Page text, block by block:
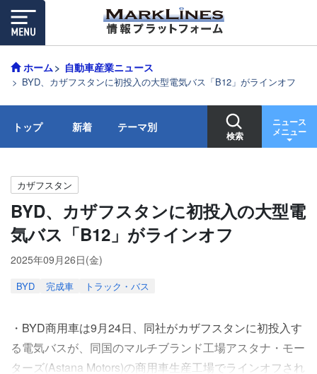
ホーム 自動車産業ニュース
BYD、カザフスタンに初投入の大型電気バス「B12」がラインオフ
トップ 新着 テーマ別
検索
ニュース
メニュー
カザフスタン
BYD、カザフスタンに初投入の大型電
気バス「B12」がラインオフ
2025年09月26日(金)
BYD 完成車 トラック・バス
・BYD商用車は9月24日、同社がカザフスタンに初投入す
る電気バスが、同国のマルチブランド工場アスタナ・モー
ターズ(Astana Motors)の商用車生産工場でラインオフされ